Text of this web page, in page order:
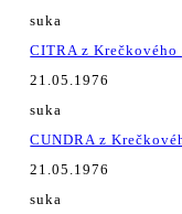
suka
CITRA z Krečkového
21.05.1976
suka
CUNDRA z
21.05.1976
suka